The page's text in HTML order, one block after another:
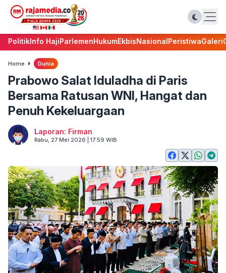
PolitikInfo HajiParlemenHukumEkbisNasionalPeristiwaGaleri
Home Dunia
Prabowo Salat Iduladha di Paris
Bersama Ratusan WNI, Hangat dan
Penuh Kekeluargaan
Laporan: Firman
Rabu, 27 Mei 2026 | 17:59 WIB